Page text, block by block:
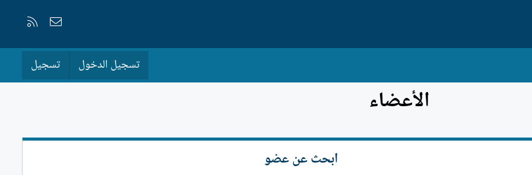
إتصل بنا
تسجيل الدخول تسجيل
الأعضاء
ابحث عن عضو